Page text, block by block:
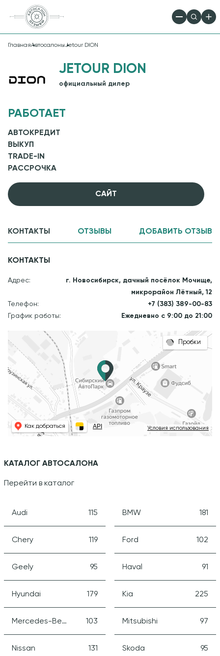
ГлавнаяАвтосалоныJetour DION
JETOUR DION
официальный дилер
РАБОТАЕТ
АВТОКРЕДИТ
ВЫКУП
TRADE-IN
РАССРОЧКА
CАЙТ
КОНТАКТЫ ОТЗЫВЫ ДОБАВИТЬ ОТЗЫВ
КОНТАКТЫ
Адрес:
г. Новосибирск, дачный посёлок Мочище,
микрорайон Лётный, 12
Телефон:
+7 (383) 389-00-83
График работы:
Ежедневно с 9:00 до 21:00
Условия использования
Как добраться API
Пробки
КАТАЛОГ АВТОСАЛОНА
Перейти в каталог
Audi 115 BMW 181
Chery 119 Ford 102
Geely 95 Haval 91
Hyundai 179 Kia 225
Mercedes-Benz 103 Mitsubishi 97
Nissan 131 Skoda 95